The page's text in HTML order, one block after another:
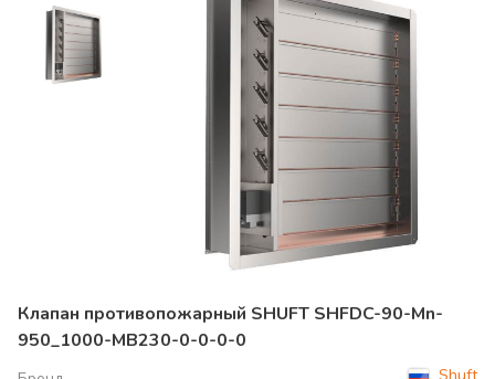
Клапан противопожарный SHUFT SHFDC-90-Mn-
950_1000-MB230-0-0-0-0